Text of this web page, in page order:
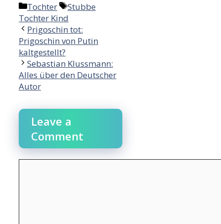
Categories
Tochter Tags
Stubbe
Tochter Kind
Prigoschin tot:
Prigoschin von Putin
kaltgestellt?
Sebastian Klussmann:
Alles über den Deutscher
Autor
Leave a
Comment